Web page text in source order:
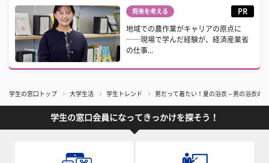
将来を考える PR
地域での農作業がキャリアの原点に
──現場で学んだ経験が、経済産業省
の仕事...
学生の窓口トップ 大学生活 学生トレンド 男だって着たい！夏の浴衣～男の浴衣の
学生の窓口会員になってきっかけを探そう！